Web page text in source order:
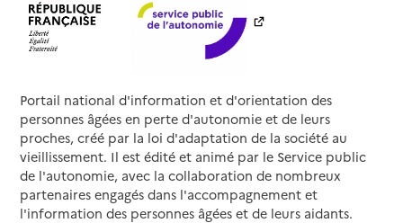
Portail national d'information et d'orientation des
personnes âgées en perte d'autonomie et de leurs
proches, créé par la loi d'adaptation de la société au
vieillissement. Il est édité et animé par le Service public
de l'autonomie, avec la collaboration de nombreux
partenaires engagés dans l'accompagnement et
l'information des personnes âgées et de leurs aidants.